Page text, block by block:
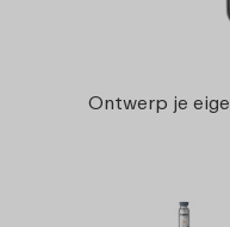
Ontwerp je